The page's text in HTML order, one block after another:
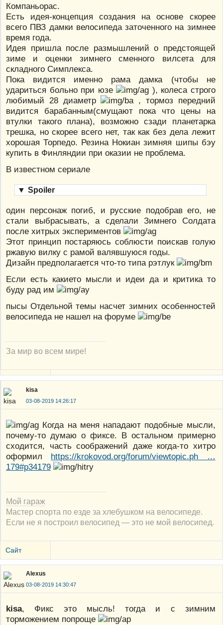
Компаньорас.
Есть идея-концепция создания на основе скорее
всего ПВЗ дамки велосипеда заточенного на зимнее
время года.
Идея пришла после размышлений о предстоящей
зиме и оценки зимнего сменного вилсета для
складного Симплекса.
Пока видится именно рама дамка (чтобы не
удариться больно при юзе
), колеса строго
любимый 28 диаметр
, тормоз передний
видится барабанным(смущают пока что цены на
втулки такого плана), возможно сзади планетарка
трешка, но скорее всего нет, так как без дела лежит
хорошая Торпедо. Резина Нокиан зимняя шипы бэу
купить в Финляндии при оказии не проблема.
В известном сериале
▼ Spoiler
один персонаж погиб, и русские подобрав его, не
стали выбрасывать, а сделали Зимнего Солдата
после хитрых экспериментов
Этот принцип постаряюсь соблюсти поискав голую
ржавую вилку с рамой валявшуюся годы.
Дизайн предполагается что-то типа рэтлук
Если есть какието мысли и идеи да и критика то
буду рад им
пысы Отдельной темы насчет зимних особенностей
велосипеда не нашел на форуме
За мир во всем мире!
kisa
03-08-2019 14:26:17
Когда на меня нападают подобные мысли,
почему-то думаю о фиксе. В остальном примерно
сходится, часть соображений даже когда-то хитро
оформил https://krokovod.org/forum/viewtopic.ph …
179#p34179
Мой гараж
Мастер спорта по езде за хлебушком на велосипеде.
Если не я построил велосипед — это не мой велосипед.
Сайт
Alexus
03-08-2019 14:30:47
kisa, Фикс это мысль! тогда и с зимним
торможением попроще